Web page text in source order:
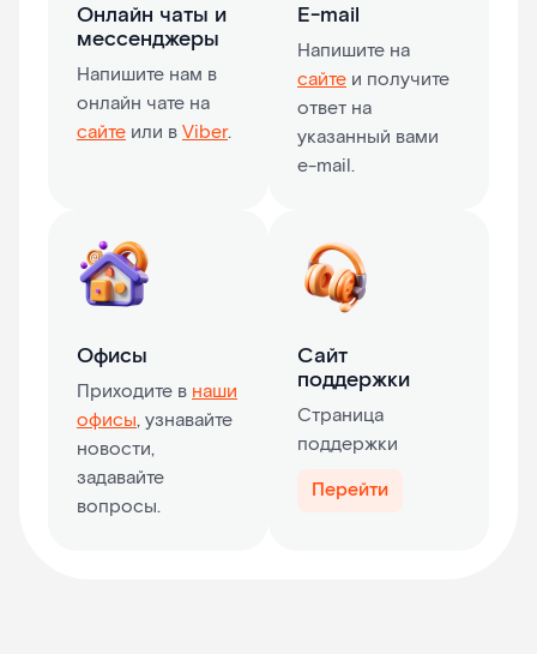
Онлайн чаты и
мессенджеры
Напишите нам в
онлайн чате на
сайте или вViber.
E-mail
Напишите на
сайте и получите
ответ на
указанный вами
e-mail.
Офисы
Приходите внаши
офисы, узнавайте
новости,
задавайте
вопросы.
Сайт
поддержки
Страница
поддержки
Перейти